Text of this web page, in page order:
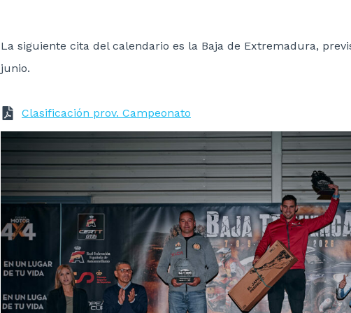
La siguiente cita del calendario es la Baja de Extremadura,
junio.
Clasificación prov. Campeonato